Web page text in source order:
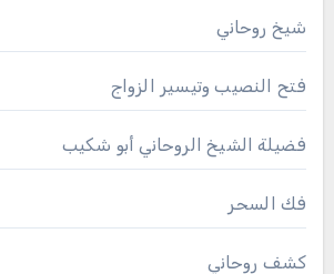
شيخ روحاني
فتح النصيب وتيسير الزواج
فضيلة الشيخ الروحاني أبو شكيب
فك السحر
كشف روحاني